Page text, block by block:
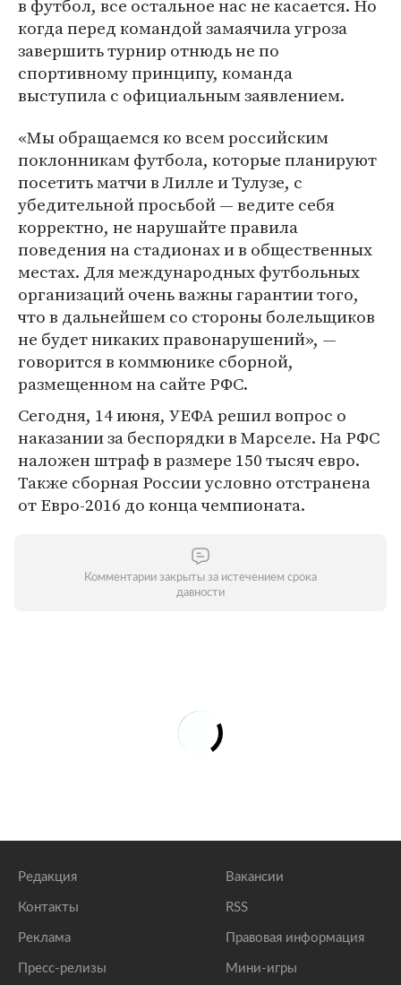
в футбол, все остальное нас не касается. Но
когда перед командой замаячила угроза
завершить турнир отнюдь не по
спортивному принципу, команда
выступила с официальным заявлением.
«Мы обращаемся ко всем российским
поклонникам футбола, которые планируют
посетить матчи в Лилле и Тулузе, с
убедительной просьбой — ведите себя
корректно, не нарушайте правила
поведения на стадионах и в общественных
местах. Для международных футбольных
организаций очень важны гарантии того,
что в дальнейшем со стороны болельщиков
не будет никаких правонарушений», —
говорится в коммюнике сборной,
размещенном на сайте РФС.
Сегодня, 14 июня, УЕФА решил вопрос о
наказании за беспорядки в Марселе. На РФС
наложен штраф в размере 150 тысяч евро.
Также сборная России условно отстранена
от Евро-2016 до конца чемпионата.
Комментарии закрыты за истечением срока
давности
Редакция
Контакты
Реклама
Пресс-релизы
Вакансии
RSS
Правовая информация
Мини-игры